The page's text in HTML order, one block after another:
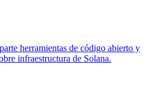
herramientas de código abierto y
infraestructura de Solana.